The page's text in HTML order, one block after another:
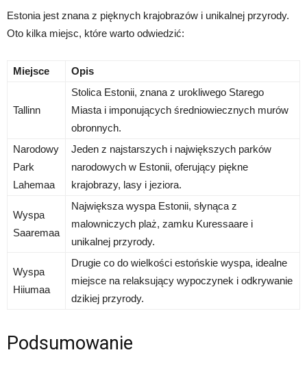
Estonia jest znana z pięknych krajobrazów i unikalnej przyrody.
Oto kilka miejsc, które warto odwiedzić:
Miejsce Opis
Tallinn
Stolica Estonii, znana z urokliwego Starego
Miasta i imponujących średniowiecznych murów
obronnych.
Narodowy
Park
Lahemaa
Jeden z najstarszych i największych parków
narodowych w Estonii, oferujący piękne
krajobrazy, lasy i jeziora.
Wyspa
Saaremaa
Największa wyspa Estonii, słynąca z
malowniczych plaż, zamku Kuressaare i
unikalnej przyrody.
Wyspa
Hiiumaa
Drugie co do wielkości estońskie wyspa, idealne
miejsce na relaksujący wypoczynek i odkrywanie
dzikiej przyrody.
Podsumowanie